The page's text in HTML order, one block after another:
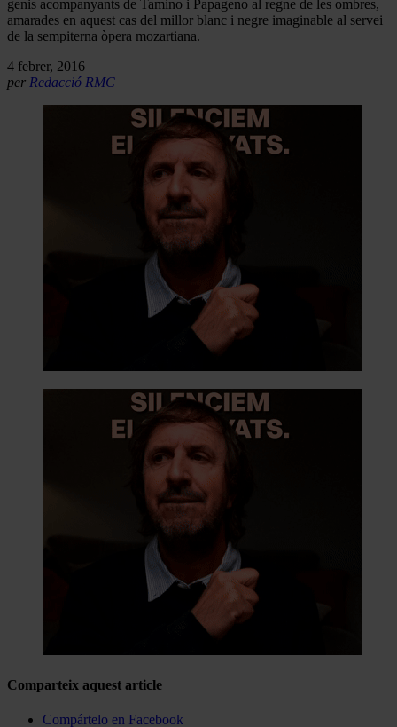
genis acompanyants de Tamino i Papageno al regne de les ombres,
amarades en aquest cas del millor blanc i negre imaginable al servei
de la sempiterna òpera mozartiana.
4 febrer, 2016
per Redacció RMC
Comparteix aquest article
Compártelo en Facebook